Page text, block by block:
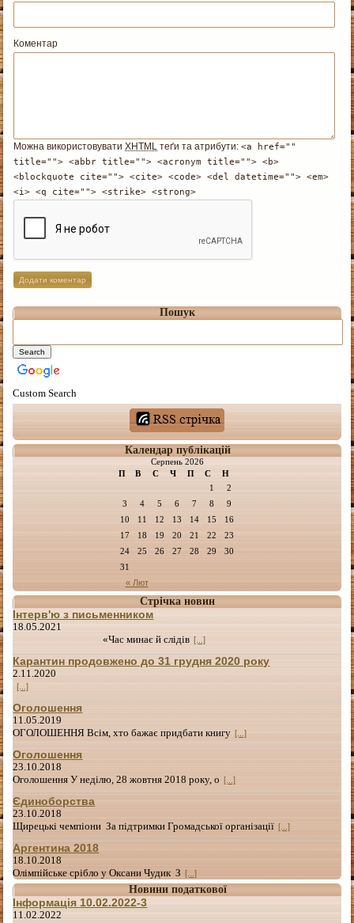
Коментар
Можна використовуватиXHTML теґи та атрибути:<a href=""
title=""> <abbr title=""> <acronym title=""> <b>
<blockquote cite=""> <cite> <code> <del datetime=""> <em>
<i> <q cite=""> <strike> <strong>
Пошук
Custom Search
Календар публікацій
Серпень 2026
П
В С Ч П С Н
« Лют
1
2
3
4 5 6 7 8
9
10
11 12 13 14 15
16
17
18 19 20 21 22
23
24
25 26 27 28 29
30
31
Стрічка новин
Інтерв'ю з письменником
18.05.2021
«Час минає й слідів [...]
Карантин продовжено до 31 грудня 2020 року
2.11.2020
[...]
Оголошення
11.05.2019
ОГОЛОШЕННЯ Всім, хто бажає придбати книгу [...]
Оголошення
23.10.2018
Оголошення У неділю, 28 жовтня 2018 року, о [...]
Єдиноборства
23.10.2018
Щирецькі чемпіони За підтримки Громадської організації [...]
Аргентина 2018
18.10.2018
Олімпійське срібло у Оксани Чудик З
[...]
Новини податкової
Інформація 10.02.2022-3
11.02.2022